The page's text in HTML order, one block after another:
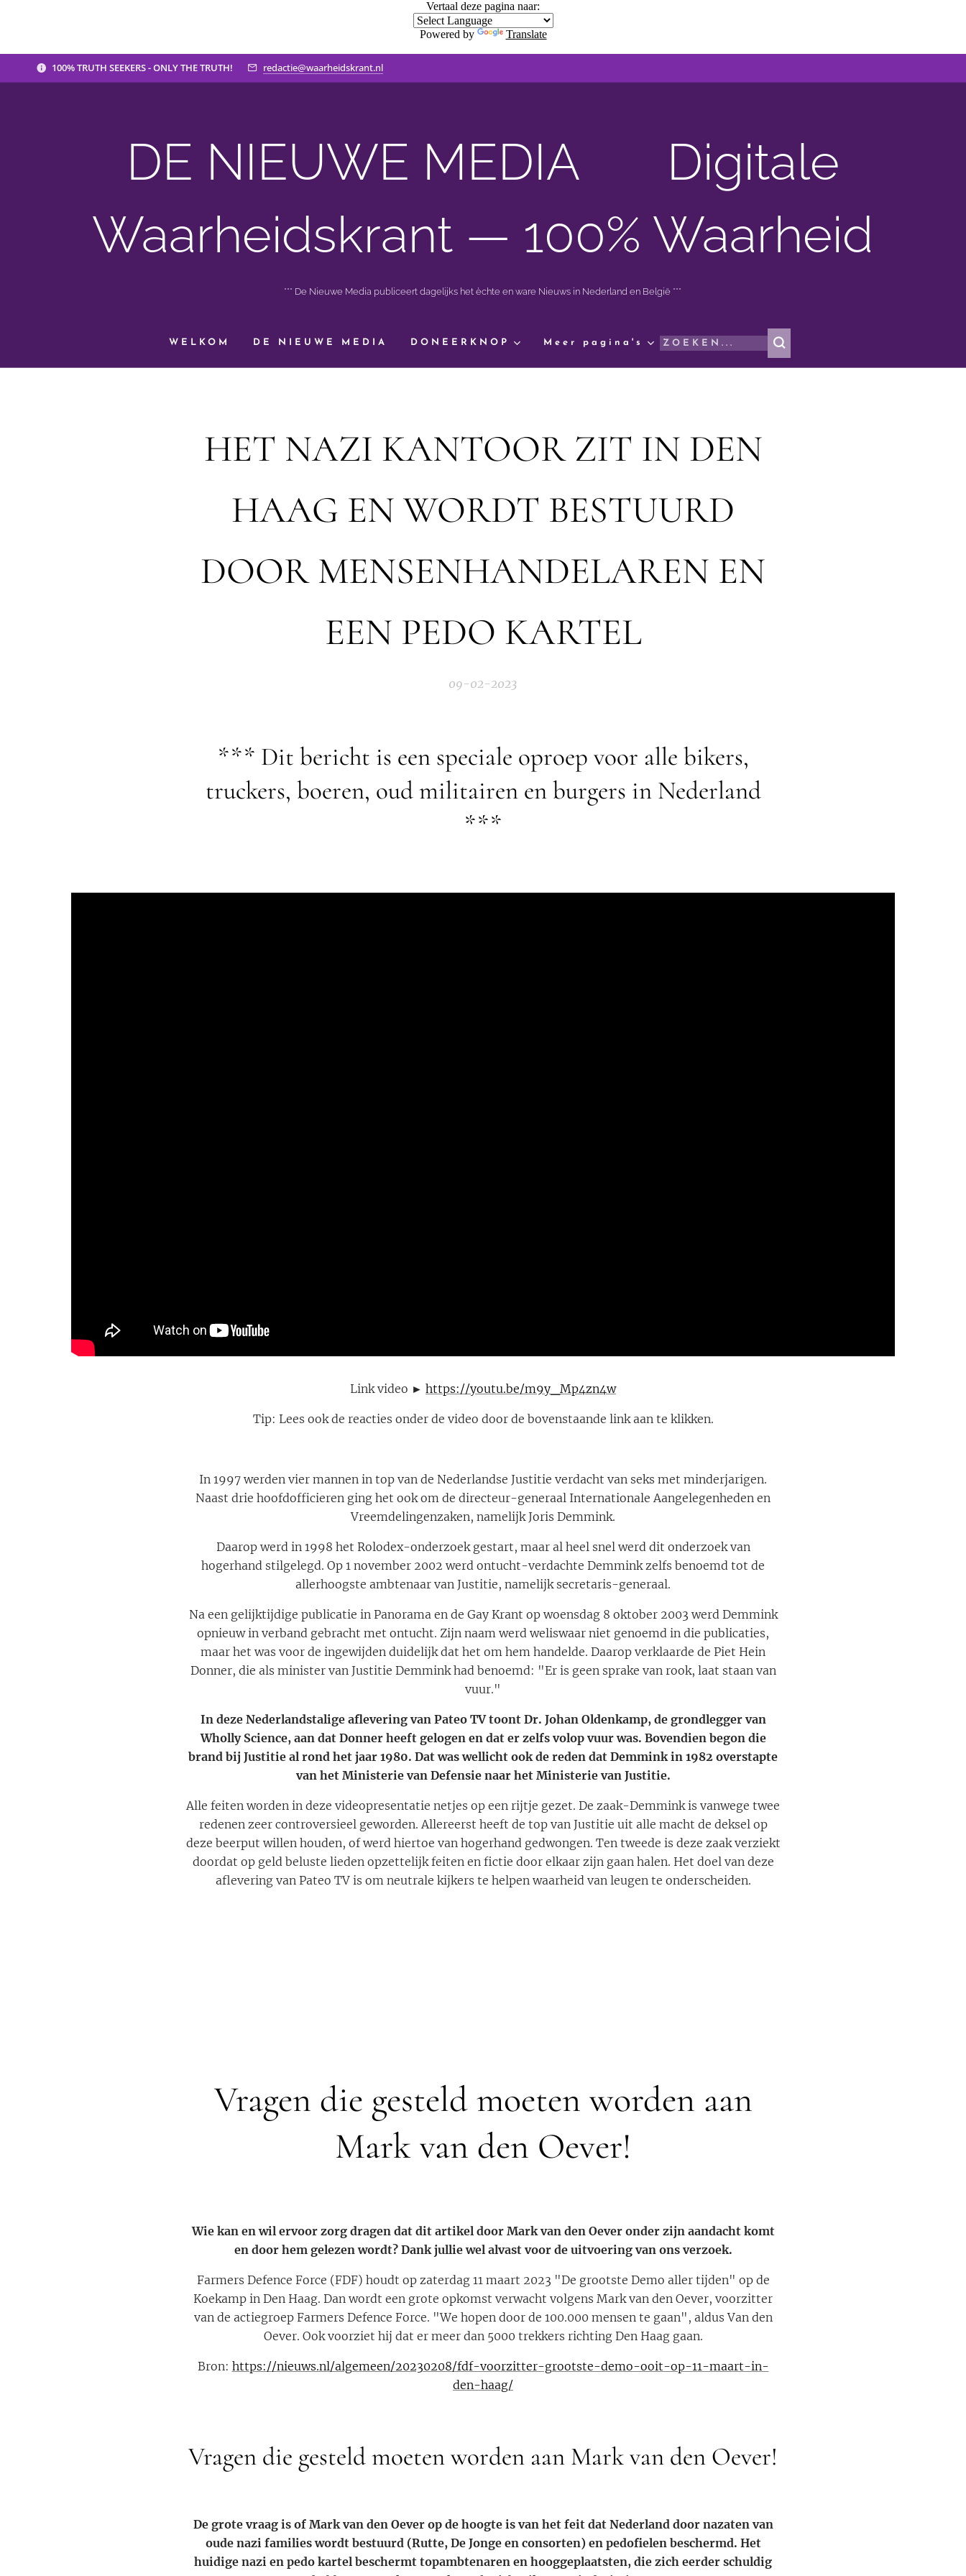
Vertaal deze pagina naar:
Powered by Translate
100% TRUTH SEEKERS - ONLY THE TRUTH! redactie@waarheidskrant.nl
DE NIEUWE MEDIA 🟣 Digitale
Waarheidskrant — 100% Waarheid
*** De Nieuwe Media publiceert dagelijks het èchte en ware Nieuws in Nederland en België ***
WELKOM DE NIEUWE MEDIA DONEERKNOP Meer pagina's
HET NAZI KANTOOR ZIT IN DEN
HAAG EN WORDT BESTUURD
DOOR MENSENHANDELAREN EN
EEN PEDO KARTEL
09-02-2023
*** Dit bericht is een speciale oproep voor alle bikers,
truckers, boeren, oud militairen en burgers in Nederland
***
Link video ► https://youtu.be/m9y_Mp4zn4w
Tip: Lees ook de reacties onder de video door de bovenstaande link aan te klikken.
In 1997 werden vier mannen in top van de Nederlandse Justitie verdacht van seks met minderjarigen.
Naast drie hoofdofficieren ging het ook om de directeur-generaal Internationale Aangelegenheden en
Vreemdelingenzaken, namelijk Joris Demmink.
Daarop werd in 1998 het Rolodex-onderzoek gestart, maar al heel snel werd dit onderzoek van
hogerhand stilgelegd. Op 1 november 2002 werd ontucht-verdachte Demmink zelfs benoemd tot de
allerhoogste ambtenaar van Justitie, namelijk secretaris-generaal.
Na een gelijktijdige publicatie in Panorama en de Gay Krant op woensdag 8 oktober 2003 werd Demmink
opnieuw in verband gebracht met ontucht. Zijn naam werd weliswaar niet genoemd in die publicaties,
maar het was voor de ingewijden duidelijk dat het om hem handelde. Daarop verklaarde de Piet Hein
Donner, die als minister van Justitie Demmink had benoemd: "Er is geen sprake van rook, laat staan van
vuur."
In deze Nederlandstalige aflevering van Pateo TV toont Dr. Johan Oldenkamp, de grondlegger van
Wholly Science, aan dat Donner heeft gelogen en dat er zelfs volop vuur was. Bovendien begon die
brand bij Justitie al rond het jaar 1980. Dat was wellicht ook de reden dat Demmink in 1982 overstapte
van het Ministerie van Defensie naar het Ministerie van Justitie.
Alle feiten worden in deze videopresentatie netjes op een rijtje gezet. De zaak-Demmink is vanwege twee
redenen zeer controversieel geworden. Allereerst heeft de top van Justitie uit alle macht de deksel op
deze beerput willen houden, of werd hiertoe van hogerhand gedwongen. Ten tweede is deze zaak verziekt
doordat op geld beluste lieden opzettelijk feiten en fictie door elkaar zijn gaan halen. Het doel van deze
aflevering van Pateo TV is om neutrale kijkers te helpen waarheid van leugen te onderscheiden.
Vragen die gesteld moeten worden aan
Mark van den Oever!
Wie kan en wil ervoor zorg dragen dat dit artikel door Mark van den Oever onder zijn aandacht komt
en door hem gelezen wordt? Dank jullie wel alvast voor de uitvoering van ons verzoek.
Farmers Defence Force (FDF) houdt op zaterdag 11 maart 2023 "De grootste Demo aller tijden" op de
Koekamp in Den Haag. Dan wordt een grote opkomst verwacht volgens Mark van den Oever, voorzitter
van de actiegroep Farmers Defence Force. "We hopen door de 100.000 mensen te gaan", aldus Van den
Oever. Ook voorziet hij dat er meer dan 5000 trekkers richting Den Haag gaan.
Bron: https://nieuws.nl/algemeen/20230208/fdf-voorzitter-grootste-demo-ooit-op-11-maart-in-
den-haag/
Vragen die gesteld moeten worden aan Mark van den Oever!
De grote vraag is of Mark van den Oever op de hoogte is van het feit dat Nederland door nazaten van
oude nazi families wordt bestuurd (Rutte, De Jonge en consorten) en pedofielen beschermd. Het
huidige nazi en pedo kartel beschermt topambtenaren en hooggeplaatsten, die zich eerder schuldig